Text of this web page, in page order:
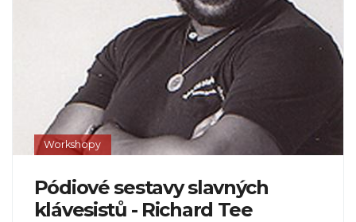
Workshopy
Pódiové sestavy slavných
klávesistů - Richard Tee